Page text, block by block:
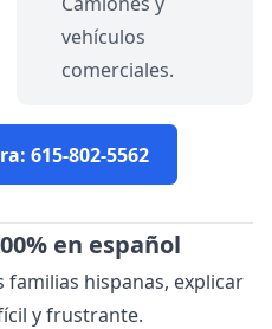
vehículos
comerciales.
615-802-5562
en español
familias hispanas, explicar
y frustrante.